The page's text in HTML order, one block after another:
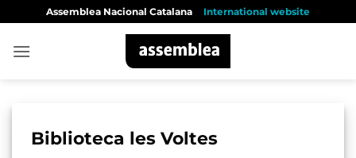
content
Assemblea Nacional Catalana International website
Biblioteca les Voltes